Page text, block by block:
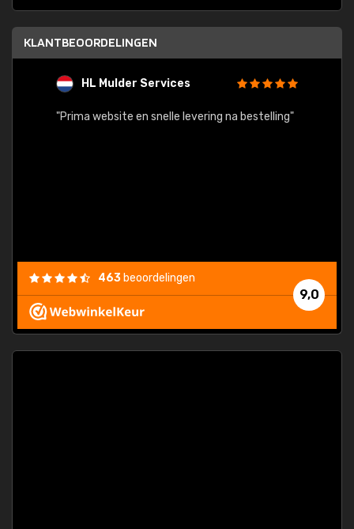
KLANTBEOORDELINGEN
HL Mulder Services
"Prima website en snelle levering na bestelling"
9,0
463 beoordelingen